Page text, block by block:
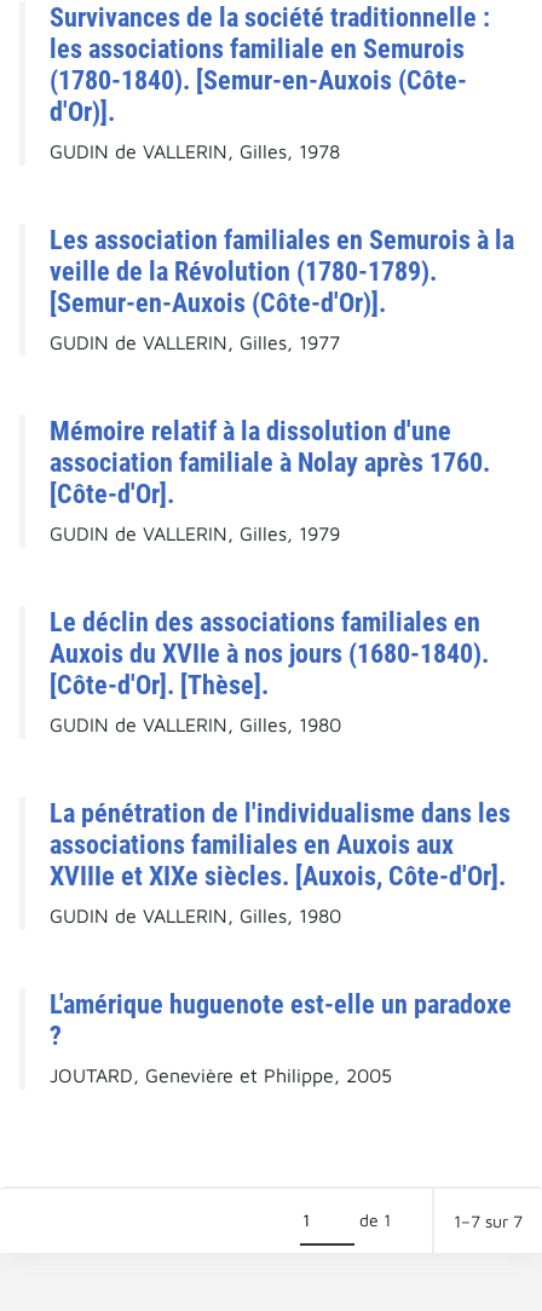
Survivances de la société traditionnelle :
les associations familiale en Semurois
(1780-1840). [Semur-en-Auxois (Côte-
d'Or)].
GUDIN de VALLERIN, Gilles, 1978
Les association familiales en Semurois à la
veille de la Révolution (1780-1789).
[Semur-en-Auxois (Côte-d'Or)].
GUDIN de VALLERIN, Gilles, 1977
Mémoire relatif à la dissolution d'une
association familiale à Nolay après 1760.
[Côte-d'Or].
GUDIN de VALLERIN, Gilles, 1979
Le déclin des associations familiales en
Auxois du XVIIe à nos jours (1680-1840).
[Côte-d'Or]. [Thèse].
GUDIN de VALLERIN, Gilles, 1980
La pénétration de l'individualisme dans les
associations familiales en Auxois aux
XVIIIe et XIXe siècles. [Auxois, Côte-d'Or].
GUDIN de VALLERIN, Gilles, 1980
L'amérique huguenote est-elle un paradoxe
?
JOUTARD, Genevière et Philippe, 2005
de 1 1–7 sur 7